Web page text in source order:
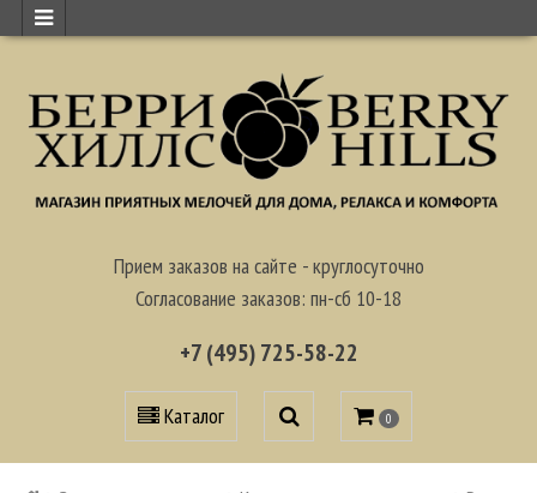
Прием заказов на сайте - круглосуточно
Согласование заказов: пн-сб 10-18
+7 (495) 725-58-22
Каталог 0